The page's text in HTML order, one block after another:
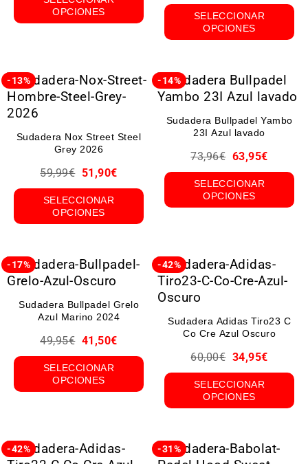
OPCIONES
SELECCIONAR
OPCIONES
-13%
Sudadera Nox Street Steel
Grey 2026
59,99€ 51,90€
SELECCIONAR
OPCIONES
-14%
Sudadera Bullpadel Yambo
23I Azul lavado
73,96€ 63,95€
SELECCIONAR
OPCIONES
-17%
Sudadera Bullpadel Grelo
Azul Marino 2024
49,95€ 41,50€
SELECCIONAR
OPCIONES
-42%
Sudadera Adidas Tiro23 C
Co Cre Azul Oscuro
60,00€ 34,95€
SELECCIONAR
OPCIONES
-42% -31%